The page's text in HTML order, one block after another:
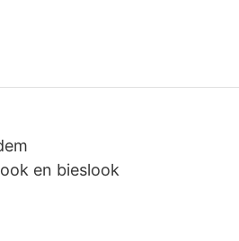
en bieslook